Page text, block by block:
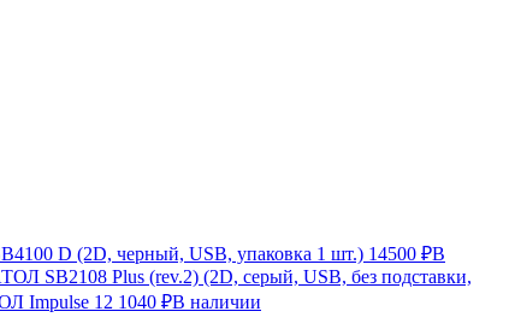
D (2D, черный, USB, упаковка 1 шт.) 14500 ₽В
SB2108 Plus (rev.2) (2D, серый, USB, без подставки,
Impulse 12 1040 ₽В наличии